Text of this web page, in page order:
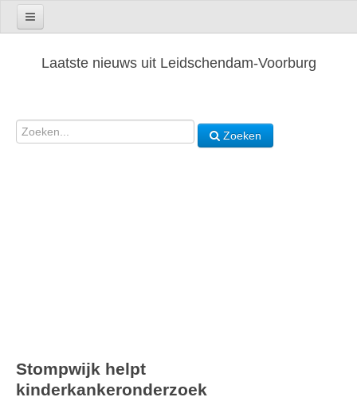
Laatste nieuws uit Leidschendam-Voorburg
Zoeken
Stompwijk helpt
kinderkankeronderzoek